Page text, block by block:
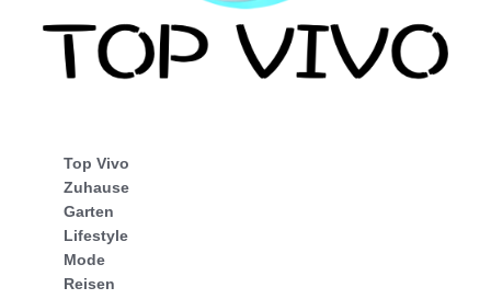
Top Vivo
Zuhause
Garten
Lifestyle
Mode
Reisen